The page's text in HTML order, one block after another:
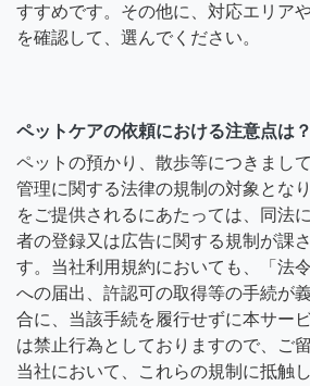
すすめです。その他に、対応エリア
を確認して、選んでください。
ペットケアの依頼における注意点は？
ペットの預かり、散歩等につきまし
管理に関する法律の規制の対象とな
をご提供されるにあたっては、同法
者の登録又は広告に関する規制が課
す。当社利用規約においても、「法
への届出、許認可の取得等の手続が
合に、当該手続を履行せずに本サー
は禁止行為としておりますので、ご
当社において、これらの規制に抵触